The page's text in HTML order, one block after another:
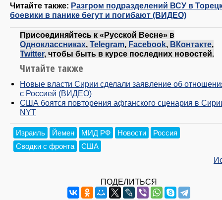
Читайте также: Разгром подразделений ВСУ в
боевики в панике бегут и погибают (ВИДЕО)
Присоединяйтесь к «Русской Весне» в
Одноклассниках, Telegram, Facebook, ВКонтакте,
Twitter, чтобы быть в курсе последних новостей.
Читайте также
Новые власти Сирии сделали заявление об
с Россией (ВИДЕО)
США боятся повторения афганского сценария в
NYT
Израиль Йемен МИД РФ Новости
Россия
Сводки с фронта
США
ПОДЕЛИТЬСЯ